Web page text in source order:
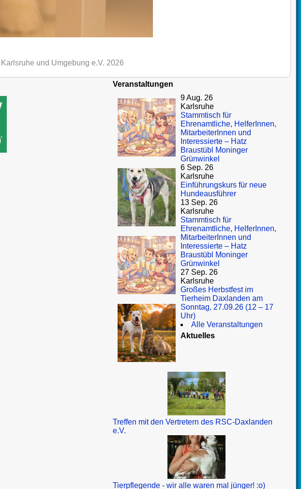
und Umgebung e.V. 2026
Veranstaltungen
9 Aug. 26
Karlsruhe
Stammtisch für
Ehrenamtliche, HelferInnen,
MitarbeiterInnen und
Interessierte – Hatz
Braustübl Moninger
Grünwinkel
6 Sep. 26
Karlsruhe
Einführungskurs für neue
Hundeausführer
13 Sep. 26
Karlsruhe
Stammtisch für
Ehrenamtliche, HelferInnen,
MitarbeiterInnen und
Interessierte – Hatz
Braustübl Moninger
Grünwinkel
27 Sep. 26
Karlsruhe
Großes Herbstfest im
Tierheim Daxlanden am
Sonntag, 27.09.26 (12 – 17
Uhr)
Alle Veranstaltungen
Aktuelles
Treffen mit den Vertretern des RSC-Daxlanden
e.V.
Tierpflegende - wir alle waren mal jünger! :o)